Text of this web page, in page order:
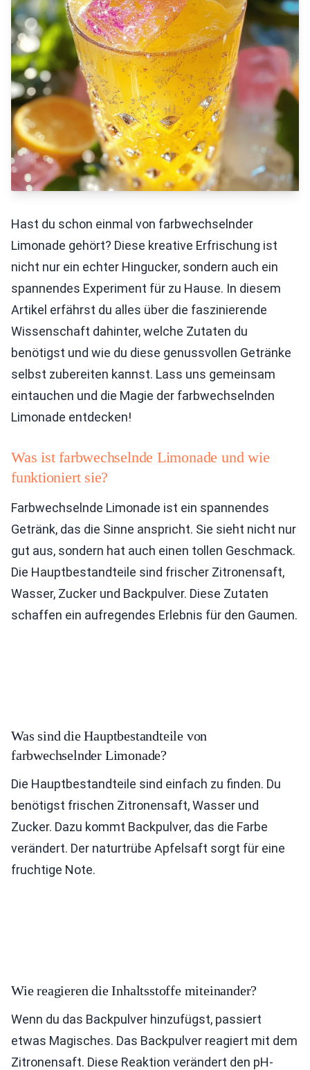
Hast du schon einmal von farbwechselnder
Limonade gehört? Diese kreative Erfrischung ist
nicht nur ein echter Hingucker, sondern auch ein
spannendes Experiment für zu Hause. In diesem
Artikel erfährst du alles über die faszinierende
Wissenschaft dahinter, welche Zutaten du
benötigst und wie du diese genussvollen Getränke
selbst zubereiten kannst. Lass uns gemeinsam
eintauchen und die Magie der farbwechselnden
Limonade entdecken!
Was ist farbwechselnde Limonade und wie
funktioniert sie?
Farbwechselnde Limonade ist ein spannendes
Getränk, das die Sinne anspricht. Sie sieht nicht nur
gut aus, sondern hat auch einen tollen Geschmack.
Die Hauptbestandteile sind frischer Zitronensaft,
Wasser, Zucker und Backpulver. Diese Zutaten
schaffen ein aufregendes Erlebnis für den Gaumen.
Was sind die Hauptbestandteile von
farbwechselnder Limonade?
Die Hauptbestandteile sind einfach zu finden. Du
benötigst frischen Zitronensaft, Wasser und
Zucker. Dazu kommt Backpulver, das die Farbe
verändert. Der naturtrübe Apfelsaft sorgt für eine
fruchtige Note.
Wie reagieren die Inhaltsstoffe miteinander?
Wenn du das Backpulver hinzufügst, passiert
etwas Magisches. Das Backpulver reagiert mit dem
Zitronensaft. Diese Reaktion verändert den pH-